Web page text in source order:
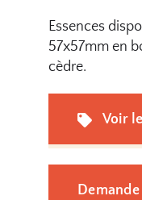
Essences
57x57mm en
cèdre.
Voir